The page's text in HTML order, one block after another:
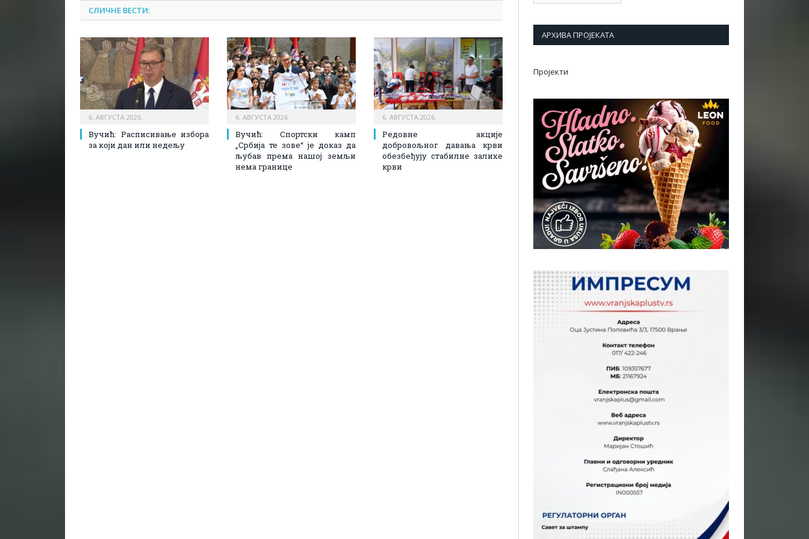
СЛИЧНЕ ВЕСТИ:
6. АВГУСТА 2026.
Вучић: Расписивање избора
за који дан или недељу
6. АВГУСТА 2026.
Вучић: Спортски камп
„Србија те зове“ је доказ да
љубав према нашој земљи
нема границе
6. АВГУСТА 2026.
Редовне акције
добровољног давања крви
обезбеђују стабилне залихе
крви
АРХИВА ПРОЈЕКАТА
Пројекти